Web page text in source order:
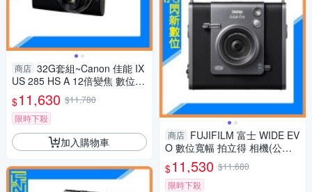
商店 32G套組~Canon 佳能 IX
US 285 HS A 12倍變焦 數位相
機(285HS,公司貨)
$11,630 $11,780
限時下殺
加入購物車 商店 FUJIFILM 富士 WIDE EV
O 數位寬幅 拍立得 相機(公司
貨)
$11,530 $11,680
限時下殺